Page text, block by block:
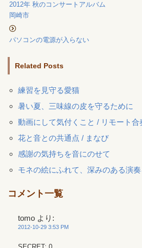
2012年 秋のコンサート
岡崎市
パソコンの電源が入らない
Related Posts
練習を見守る愛猫
暑い夏、三味線の皮を守るために
動画にして気付くこと / リモート合
花と音との共通点 / まなび
感謝の気持ちを音にのせて
モネの絵にふれて、深みのある演奏
コメント一覧
tomo より:
2012-10-29 3:53 PM